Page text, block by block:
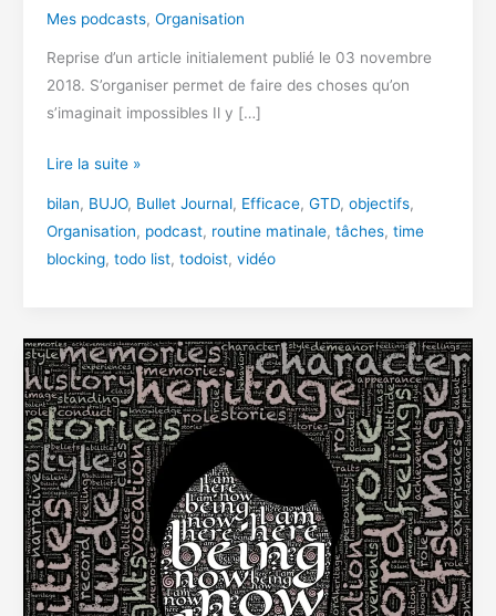
Mes podcasts, Organisation
Reprise d’un article initialement publié le 03 novembre
2018. S’organiser permet de faire des choses qu’on
s’imaginait impossibles Il y […]
Comment
m’organise
Lire la suite »
bilan, BUJO, Bullet Journal, Efficace, GTD, objectifs,
Organisation, podcast, routine matinale, tâches, time
blocking, todo list, todoist, vidéo